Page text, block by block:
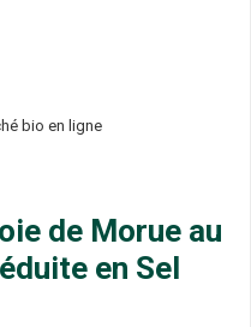
bio en ligne
de Morue au
en Sel